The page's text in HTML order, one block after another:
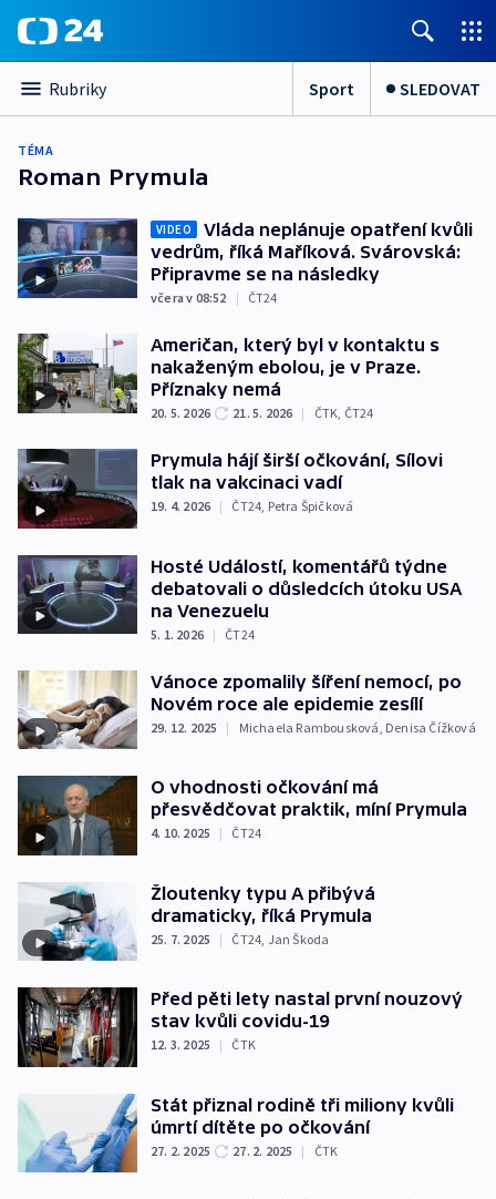
Rubriky Sport SLEDOVAT
TÉMA
Roman Prymula
VIDEO
Vláda neplánuje opatření kvůli
vedrům, říká Maříková. Svárovská:
Připravme se na následky
včera v 08:52 | ČT24
Američan, který byl v kontaktu s
nakaženým ebolou, je v Praze.
Příznaky nemá
20. 5. 2026 21. 5. 2026 | ČTK, ČT24
Prymula hájí širší očkování, Sílovi
tlak na vakcinaci vadí
19. 4. 2026 | ČT24, Petra Špičková
Hosté Událostí, komentářů týdne
debatovali o důsledcích útoku USA
na Venezuelu
5. 1. 2026 | ČT24
Vánoce zpomalily šíření nemocí, po
Novém roce ale epidemie zesílí
29. 12. 2025 | Michaela Rambousková Denisa Čížková
O vhodnosti očkování má
přesvědčovat praktik, míní Prymula
4. 10. 2025 | ČT24
Žloutenky typu A přibývá
dramaticky, říká Prymula
25. 7. 2025 | ČT24 Jan Škoda
Před pěti lety nastal první nouzový
stav kvůli covidu-19
12. 3. 2025 | ČTK
Stát přiznal rodině tři miliony kvůli
úmrtí dítěte po očkování
27. 2. 2025 27. 2. 2025 | ČTK